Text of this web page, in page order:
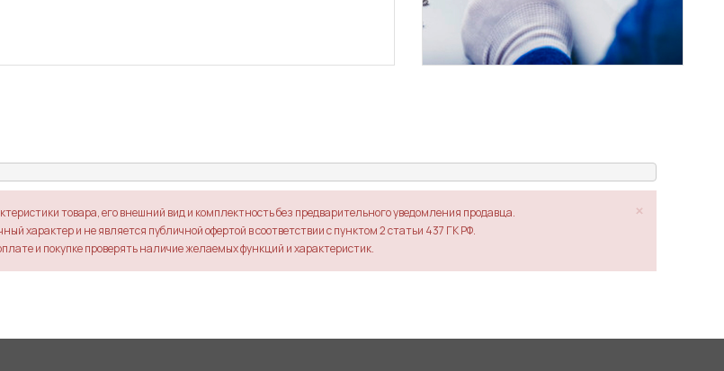
×
товара, его внешний вид и комплектность без предварительного уведомления продавца.
характер и не является публичной офертой в соответствии с пунктом 2 статьи 437 ГК РФ.
и покупке проверять наличие желаемых функций и характеристик.